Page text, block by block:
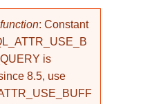
: Constant
is
8.5, use